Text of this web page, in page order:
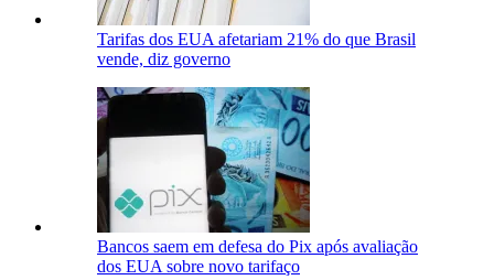
Tarifas dos EUA afetariam 21% do que Brasil
vende, diz governo
Bancos saem em defesa do Pix após avaliação
dos EUA sobre novo tarifaço